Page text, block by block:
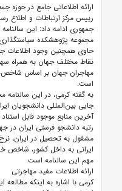
ارائه اطلاعاتی جامع در حوزه
رییس مرکز ارتباطات و اطلاع
جمهوری ادامه داد: این
مجموعه پژوهشکده
حاوی همچنین وجود اطلاعات
نقاط مختلف جهان به همراه
مهاجران جهان بر اساس
است.
به گفته کرمی، در این
جایی بین‌المللی دانشجویان
آخرین منابع موجود قابل
رتبه دانشجو فرستی ایران در
مشغول به تحصیل در ایران،
ایرانی به داخل کشور، شاخص
مهم این سالنامه است.
ارائه اطلاعات مفید مهاجرتی
کرمی با اشاره به اینکه مطالعه